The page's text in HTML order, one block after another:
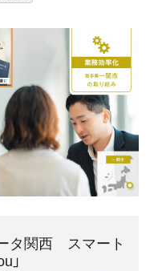
タ関西 スマート
」